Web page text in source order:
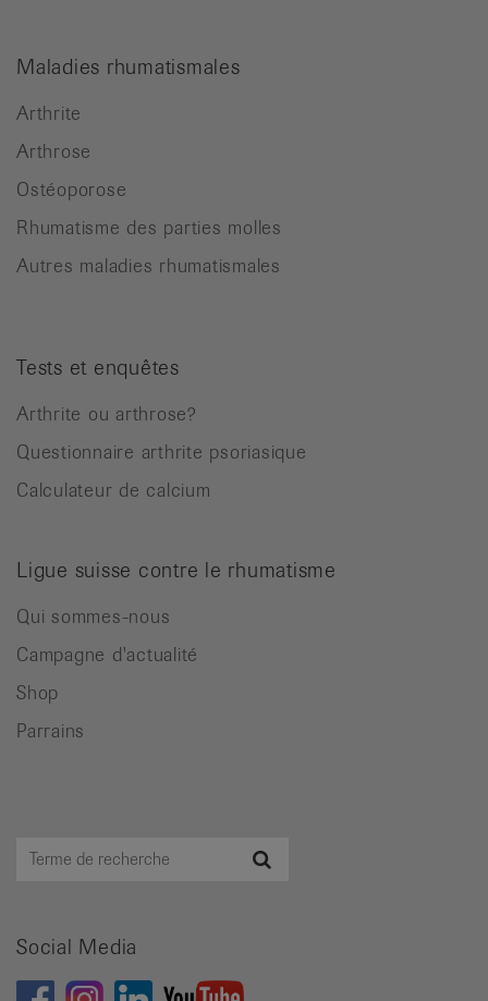
Maladies rhumatismales
Arthrite
Arthrose
Ostéoporose
Rhumatisme des parties molles
Autres maladies rhumatismales
Tests et enquêtes
Arthrite ou arthrose?
Questionnaire arthrite psoriasique
Calculateur de calcium
Ligue suisse contre le rhumatisme
Qui sommes-nous
Campagne d'actualité
Shop
Parrains
Terme
Social Media